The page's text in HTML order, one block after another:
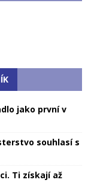
jako první v
souhlasí s
Ti získají až